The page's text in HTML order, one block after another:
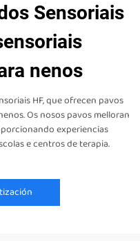
Sensoriais
nenos
HF, que ofrecen pavos
Os nosos pavos melloran
experiencias
e centros de terapia.